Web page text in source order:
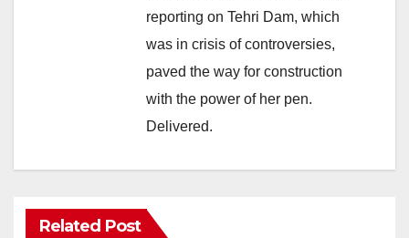
reporting on Tehri Dam, which
was in crisis of controversies,
paved the way for construction
with the power of her pen.
Delivered.
Related Post